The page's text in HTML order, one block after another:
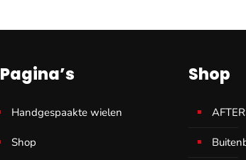
Pagina’s
Handgespaakte wielen
Shop
Shop